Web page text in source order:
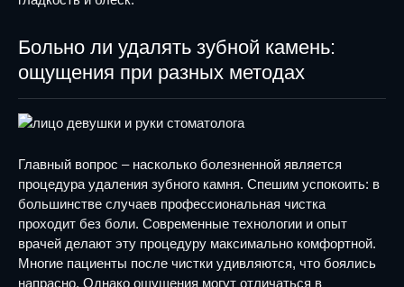
Больно ли удалять зубной камень:
ощущения при разных методах
Главный вопрос – насколько болезненной является
процедура удаления зубного камня. Спешим успокоить: в
большинстве случаев профессиональная чистка
проходит без боли. Современные технологии и опыт
врачей делают эту процедуру максимально комфортной.
Многие пациенты после чистки удивляются, что боялись
напрасно. Однако ощущения могут отличаться в